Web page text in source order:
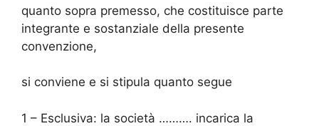
quanto sopra premesso, che costituisce parte
integrante e sostanziale della presente
convenzione,
si conviene e si stipula quanto segue
1 – Esclusiva: la società ………. incarica la